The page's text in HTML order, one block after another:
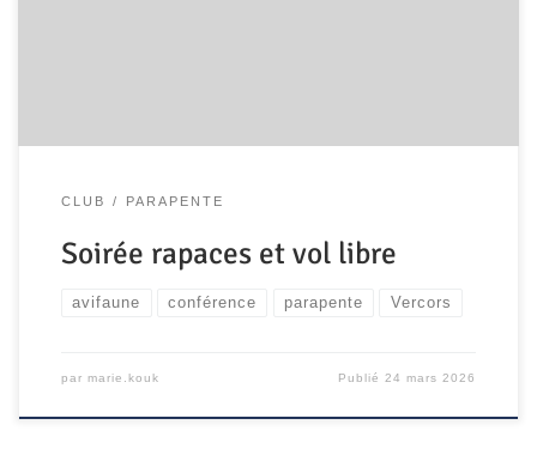
CLUB PARAPENTE
Soirée rapaces et vol libre
avifaune conférence parapente Vercors
par marie.kouk Publié24 mars 2026